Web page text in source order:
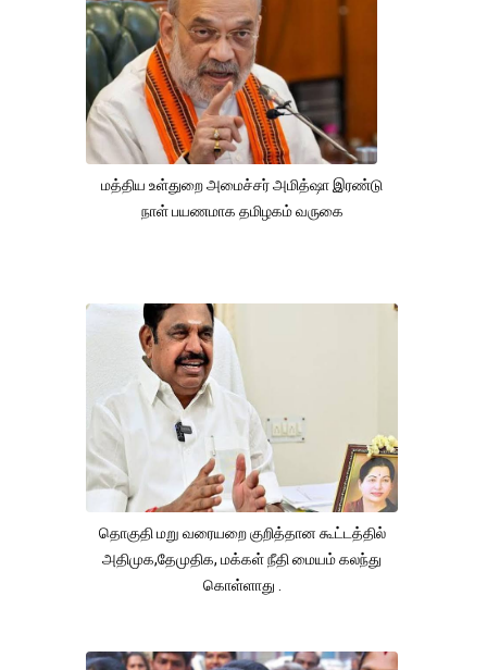
மத்திய உள்துறை அமைச்சர் அமித்ஷா இரண்டு
நாள் பயணமாக தமிழகம் வருகை
தொகுதி மறு வரையறை குறித்தான கூட்டத்தில்
அதிமுக,தேமுதிக, மக்கள் நீதி மையம் கலந்து
கொள்ளாது .